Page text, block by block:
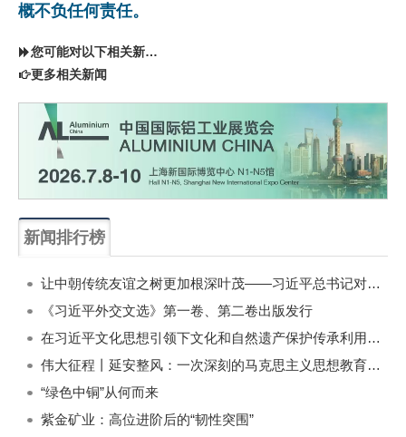
概不负任何责任。
您可能对以下相关新闻同样感兴趣
更多相关新闻
新闻排行榜
让中朝传统友谊之树更加根深叶茂——习近平总书记对朝鲜进行国事访问纪实
《习近平外交文选》第一卷、第二卷出版发行
在习近平文化思想引领下文化和自然遗产保护传承利用工作开创新局面
伟大征程丨延安整风：一次深刻的马克思主义思想教育运动
“绿色中铜”从何而来
紫金矿业：高位进阶后的“韧性突围”